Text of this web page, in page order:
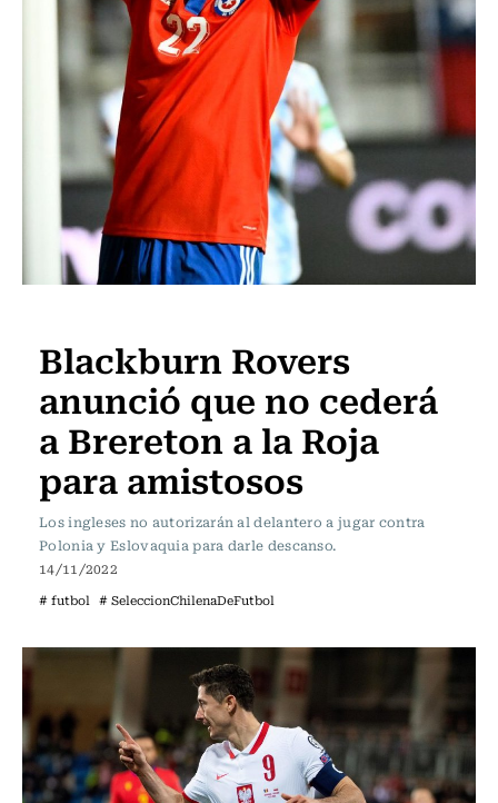
Blackburn Rovers
anunció que no cederá
a Brereton a la Roja
para amistosos
Los ingleses no autorizarán al delantero a jugar contra
Polonia y Eslovaquia para darle descanso.
14/11/2022
# futbol # SeleccionChilenaDeFutbol